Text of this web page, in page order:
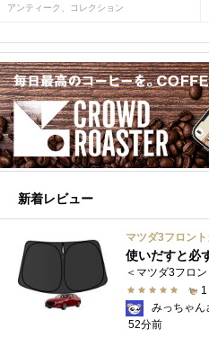
アンティーク、コレクション
新着レビュー
1
みっちゃん
52分前